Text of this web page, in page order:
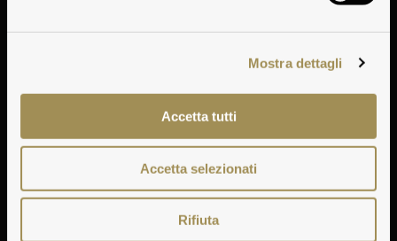
Mostra dettagli
Accetta tutti
Accetta selezionati
Rifiuta